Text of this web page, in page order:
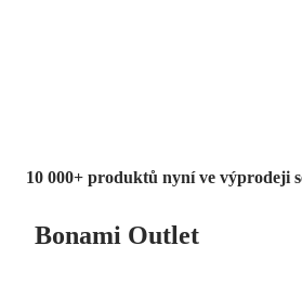
10 000+ produktů nyní ve výprodeji
Bonami Outlet